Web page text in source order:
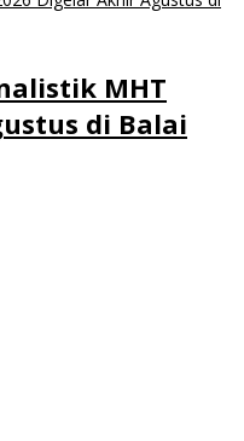
MHT
di Balai